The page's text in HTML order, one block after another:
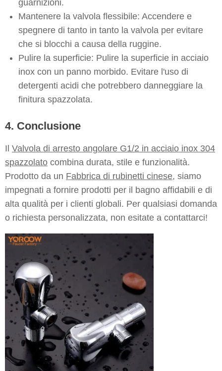
guarnizioni.
Mantenere la valvola flessibile: Accendere e
spegnere di tanto in tanto la valvola per evitare
che si blocchi a causa della ruggine.
Pulire la superficie: Pulire la superficie in acciaio
inox con un panno morbido. Evitare l'uso di
detergenti acidi che potrebbero danneggiare la
finitura spazzolata.
4. Conclusione
Il Valvola di arresto angolare G1/2 in acciaio inox 304
spazzolato combina durata, stile e funzionalità.
Prodotto da un Fabbrica di rubinetti cinese, siamo
impegnati a fornire prodotti per il bagno affidabili e di
alta qualità per i clienti globali. Per qualsiasi domanda
o richiesta personalizzata, non esitate a contattarci!